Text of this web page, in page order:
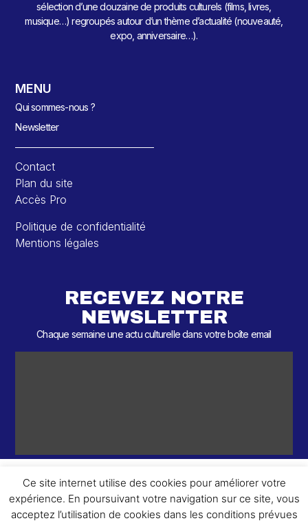
sélection d’une douzaine de produits culturels (films, livres,
musique…) regroupés autour d’un thème d’actualité (nouveauté,
expo, anniversaire…).
MENU
Qui sommes-nous ?
Newsletter
Contact
Plan du site
Accès Pro
Politique de confidentialité
Mentions légales
RECEVEZ NOTRE
NEWSLETTER
Chaque semaine une actu culturelle dans votre boîte email
© 2026 – 2 ème Round – Tous droits réservés.
Ce site internet utilise des cookies pour améliorer votre
expérience. En poursuivant votre navigation sur ce site, vous
acceptez l’utilisation de cookies dans les conditions prévues